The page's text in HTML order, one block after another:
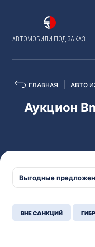
АВТОМОБИЛИ ПОД ЗАКАЗ
ГЛАВНАЯ АВТО
Аукцион
ВНЕ САНКЦИЙ